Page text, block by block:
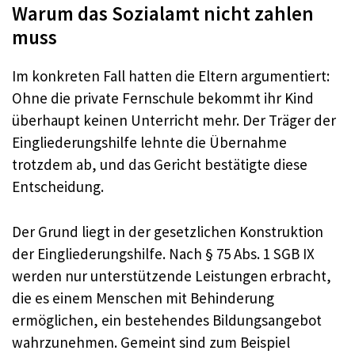
Warum das Sozialamt nicht zahlen
muss
Im konkreten Fall hatten die Eltern argumentiert:
Ohne die private Fernschule bekommt ihr Kind
überhaupt keinen Unterricht mehr. Der Träger der
Eingliederungshilfe lehnte die Übernahme
trotzdem ab, und das Gericht bestätigte diese
Entscheidung.
Der Grund liegt in der gesetzlichen Konstruktion
der Eingliederungshilfe. Nach § 75 Abs. 1 SGB IX
werden nur unterstützende Leistungen erbracht,
die es einem Menschen mit Behinderung
ermöglichen, ein bestehendes Bildungsangebot
wahrzunehmen. Gemeint sind zum Beispiel